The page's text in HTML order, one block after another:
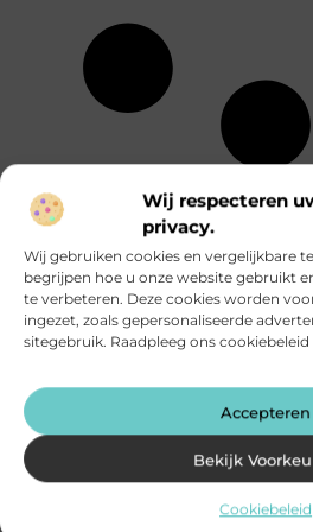
Wij respecteren
privacy.
Wij gebruiken cookies en vergelijkbare
begrijpen hoe u onze website gebruikt
te verbeteren. Deze cookies worden
ingezet, zoals gepersonaliseerde
sitegebruik. Raadpleeg ons
Accepteren
Bekijk
Cookiebeleid
Alle
onderwerpen
Aanbiedingen
Afvalverwerking
Alarmsysteem
Attracties
Auto's en
Banen en
Beauty en
Bedrijven
Financieel
Industrie
Internet
Internet